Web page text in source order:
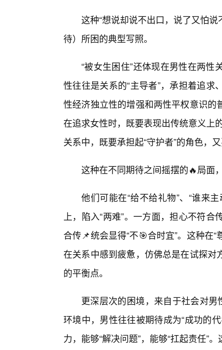
这种“想说却说不出口，说了又怕
待）所困的典型写照。
“被女生困住”还体现在男性在两
性往往是关系的“主导者”，承担着追
性经济独立性的增强和两性平权意识
在追求女性时，既要表现出传统意义上
关系中，既要承担起“守护者”的角色，
这种在不同期待之间摇摆的🔥局面
他们可能在“给不给礼物”、“谁来
上，陷入“两难”。一方面，担心不符
合传📌统会显得“不🎯合时宜”。这种在
在关系中感到疲惫，仿佛总是在试探
的平衡点。
更深层次的困境，来自于社会对男
环境中，男性往往被期待成为“成功的
力，能够“解决问题”，能够“扛起责任”